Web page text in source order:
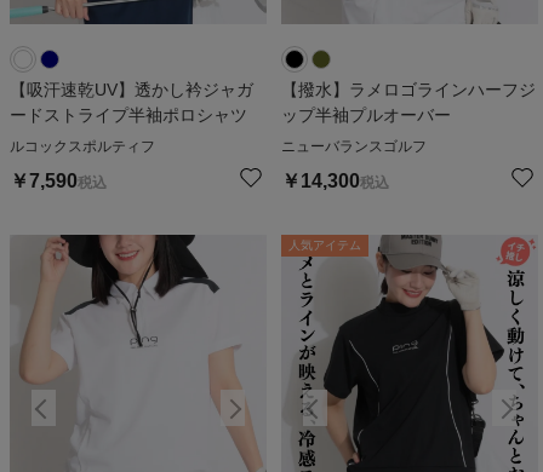
【吸汗速乾UV】透かし衿ジャガ
ードストライプ半袖ポロシャツ
ルコックスポルティフ
￥7,590税込
【撥水】ラメロゴラインハーフジ
ップ半袖プルオーバー
ニューバランスゴルフ
￥ 14,300税込
人気アイテム 人気アイテム